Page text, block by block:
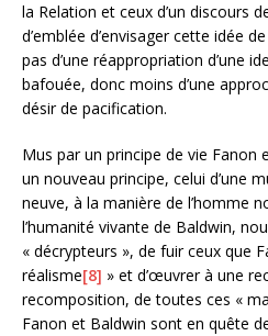
la Relation et ceux d’un discours
d’emblée d’envisager cette idée
pas d’une réappropriation d’une
bafouée, donc moins d’une
désir de pacification.
Mus par un principe de vie Fanon
un nouveau principe, celui d’une
neuve, à la manière de l’homme
l’humanité vivante de Baldwin,
« décrypteurs », de fuir ceux que
réalisme[8] » et d’œuvrer à une
recomposition, de toutes ces «
Fanon et Baldwin sont en quête